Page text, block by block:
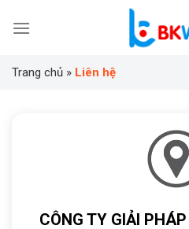
Trang chủ » Liên hệ
CÔNG TY GIẢI